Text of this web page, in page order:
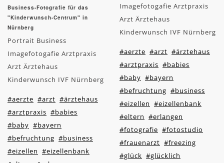
Business-Fotografie für das
"Kinderwunsch-Centrum" in
Nürnberg
Portrait Business
Imagefotogafie Arztpraxis
Arzt Ärztehaus
Kinderwunsch IVF Nürnberg
#aerzte #arzt #ärztehaus
#arztpraxis #babies
#baby #bayern
#befruchtung #business
#eizellen #eizellenbank
Imagefotogafie Arztpraxis
Arzt Ärztehaus
Kinderwunsch IVF Nürnberg
#aerzte #arzt #ärztehaus
#arztpraxis #babies
#baby #bayern
#befruchtung #business
#eizellen #eizellenbank
#eltern #erlangen
#fotografie #fotostudio
#frauenarzt #freezing
#glück #glücklich